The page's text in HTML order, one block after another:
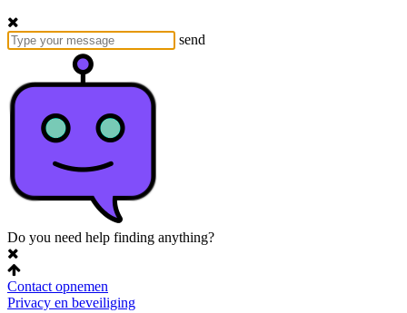
send
Do you need help finding anything?
Contact opnemen
Privacy en beveiliging